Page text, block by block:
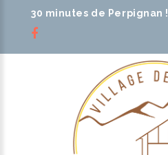
30 minutes de Perpignan !